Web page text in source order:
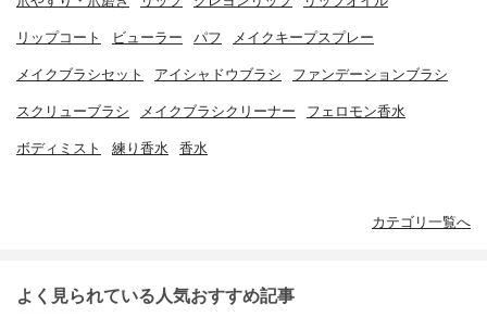
リップコート ビューラー パフ メイクキープスプレー
メイクブラシセット アイシャドウブラシ ファンデーションブラシ
スクリューブラシ メイクブラシクリーナー フェロモン香水
ボディミスト 練り香水 香水
カテゴリ一覧へ
よく見られている人気おすすめ記事